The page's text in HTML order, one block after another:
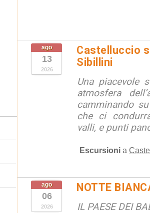
ago
13
2026
Castelluccio
Sibillini
Una piacevole
atmosfera
camminando
che ci
valli, e punti
Escursioni a
ago
06
2026
NOTTE
IL PAESE DEI